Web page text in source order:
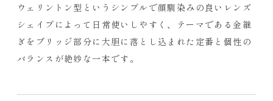
ウェリントン型というシンプルで顔馴染みの良いレンズ
シェイプによって日常使いしやすく、テーマである金継
ぎをブリッジ部分に大胆に落とし込まれた定番と個性の
バランスが絶妙な一本です。